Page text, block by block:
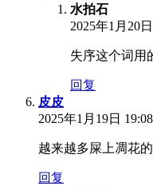
水拍石
2025年1月20
失序这个词用
回复
皮皮
2025年1月19日 19:08
越来越多屎上凋花
回复